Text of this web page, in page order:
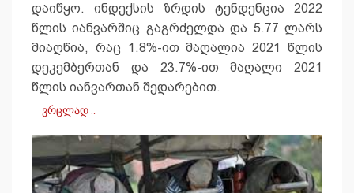
დაიწყო. ინდექსის ზრდის ტენდენცია 2022
წლის იანვარშიც გაგრძელდა და 5.77 ლარს
მიაღწია, რაც 1.8%-ით მაღალია 2021 წლის
დეკემბერთან და 23.7%-ით მაღალი 2021
წლის იანვართან შედარებით.
ვრცლად …